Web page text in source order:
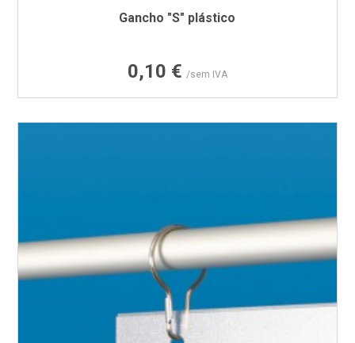
Gancho "S" plástico
Preço
0,10 € /sem IVA